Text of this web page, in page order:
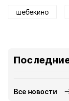
шебекино
Все новости